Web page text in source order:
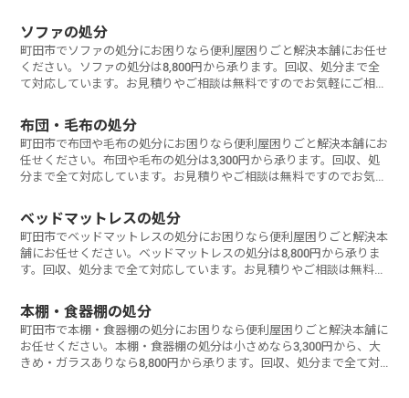
ソファの処分
町田市でソファの処分にお困りなら便利屋困りごと解決本舗にお任せ
ください。ソファの処分は8,800円から承ります。回収、処分まで全
て対応しています。お見積りやご相談は無料ですのでお気軽にご相談
布団・毛布の処分
町田市で布団や毛布の処分にお困りなら便利屋困りごと解決本舗にお
任せください。布団や毛布の処分は3,300円から承ります。回収、処
分まで全て対応しています。お見積りやご相談は無料ですのでお気軽
ベッドマットレスの処分
町田市でベッドマットレスの処分にお困りなら便利屋困りごと解決本
舗にお任せください。ベッドマットレスの処分は8,800円から承りま
す。回収、処分まで全て対応しています。お見積りやご相談は無料で
本棚・食器棚の処分
町田市で本棚・食器棚の処分にお困りなら便利屋困りごと解決本舗に
お任せください。本棚・食器棚の処分は小さめなら3,300円から、大
きめ・ガラスありなら8,800円から承ります。回収、処分まで全て対